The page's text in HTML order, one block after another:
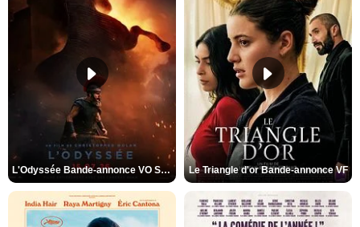
L'Odyssée Bande-annonce VO STFR Le Triangle d'or Bande-annonce VF